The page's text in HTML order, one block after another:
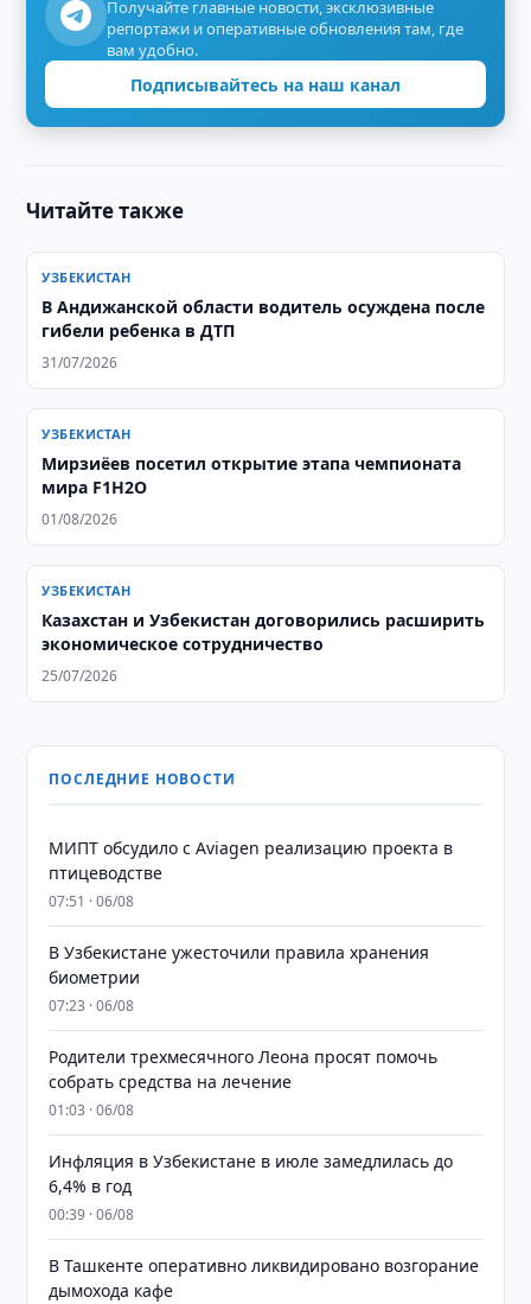
Получайте главные новости, эксклюзивные
репортажи и оперативные обновления там, где
вам удобно.
Подписывайтесь на наш канал
Читайте также
УЗБЕКИСТАН
В Андижанской области водитель осуждена после
гибели ребенка в ДТП
31/07/2026
УЗБЕКИСТАН
Мирзиёев посетил открытие этапа чемпионата
мира F1H2O
01/08/2026
УЗБЕКИСТАН
Казахстан и Узбекистан договорились расширить
экономическое сотрудничество
25/07/2026
ПОСЛЕДНИЕ НОВОСТИ
МИПТ обсудило с Aviagen реализацию проекта в
птицеводстве
07:51 · 06/08
В Узбекистане ужесточили правила хранения
биометрии
07:23 · 06/08
Родители трехмесячного Леона просят помочь
собрать средства на лечение
01:03 · 06/08
Инфляция в Узбекистане в июле замедлилась до
6,4% в год
00:39 · 06/08
В Ташкенте оперативно ликвидировано возгорание
дымохода кафе